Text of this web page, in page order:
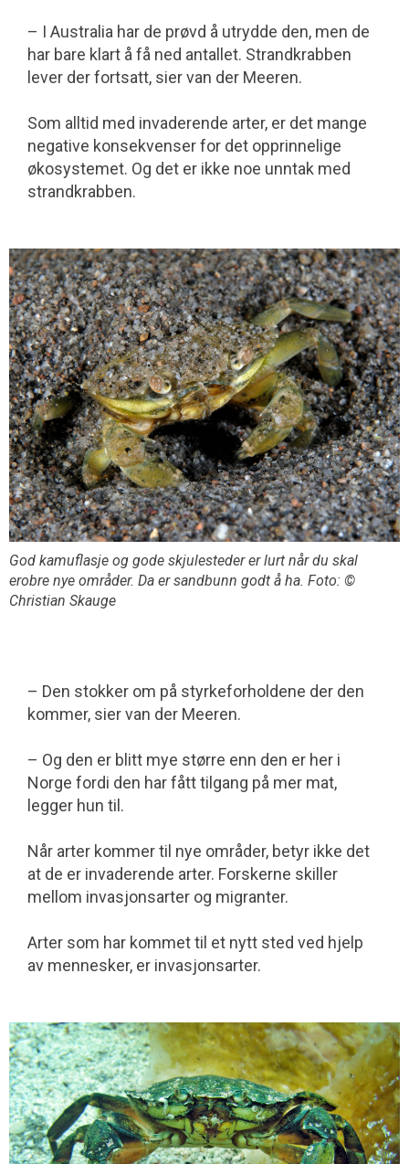
– I Australia har de prøvd å utrydde den, men de
har bare klart å få ned antallet. Strandkrabben
lever der fortsatt, sier van der Meeren.
Som alltid med invaderende arter, er det mange
negative konsekvenser for det opprinnelige
økosystemet. Og det er ikke noe unntak med
strandkrabben.
God kamuflasje og gode skjulesteder er lurt når du skal
erobre nye områder. Da er sandbunn godt å ha. Foto: ©
Christian Skauge
– Den stokker om på styrkeforholdene der den
kommer, sier van der Meeren.
– Og den er blitt mye større enn den er her i
Norge fordi den har fått tilgang på mer mat,
legger hun til.
Når arter kommer til nye områder, betyr ikke det
at de er invaderende arter. Forskerne skiller
mellom invasjonsarter og migranter.
Arter som har kommet til et nytt sted ved hjelp
av mennesker, er invasjonsarter.